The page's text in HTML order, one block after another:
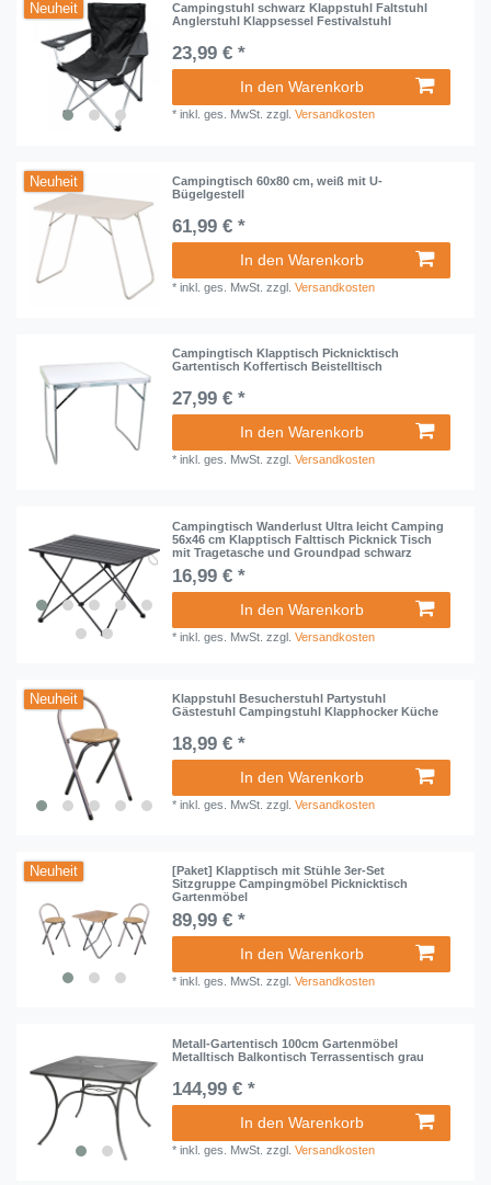
Neuheit
Campingstuhl schwarz Klappstuhl Faltstuhl
Anglerstuhl Klappsessel Festivalstuhl
23,99 € *
In den Warenkorb
*inkl. ges. MwSt. zzgl.Versandkosten
Neuheit
Campingtisch 60x80 cm, weiß mit U-
Bügelgestell
61,99 € *
In den Warenkorb
*inkl. ges. MwSt. zzgl.Versandkosten
Campingtisch Klapptisch Picknicktisch
Gartentisch Koffertisch Beistelltisch
27,99 € *
In den Warenkorb
*inkl. ges. MwSt. zzgl.Versandkosten
Campingtisch Wanderlust Ultra leicht Camping
56x46 cm Klapptisch Falttisch Picknick Tisch
mit Tragetasche und Groundpad schwarz
16,99 € *
In den Warenkorb
*inkl. ges. MwSt. zzgl.Versandkosten
Neuheit
Klappstuhl Besucherstuhl Partystuhl
Gästestuhl Campingstuhl Klapphocker Küche
18,99 € *
In den Warenkorb
*inkl. ges. MwSt. zzgl.Versandkosten
Neuheit
[Paket] Klapptisch mit Stühle 3er-Set
Sitzgruppe Campingmöbel Picknicktisch
Gartenmöbel
89,99 € *
In den Warenkorb
*inkl. ges. MwSt. zzgl.Versandkosten
Metall-Gartentisch 100cm Gartenmöbel
Metalltisch Balkontisch Terrassentisch grau
144,99 € *
In den Warenkorb
*inkl. ges. MwSt. zzgl.Versandkosten